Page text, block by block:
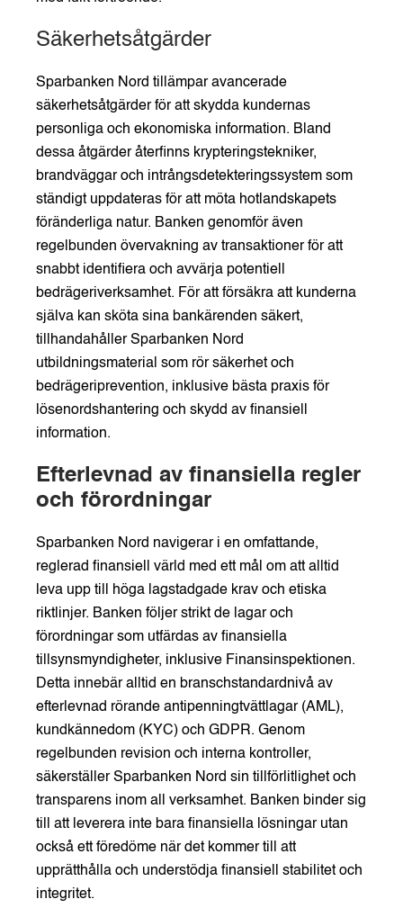
Säkerhetsåtgärder
Sparbanken Nord tillämpar avancerade
säkerhetsåtgärder för att skydda kundernas
personliga och ekonomiska information. Bland
dessa åtgärder återfinns krypteringstekniker,
brandväggar och intrångsdetekteringssystem som
ständigt uppdateras för att möta hotlandskapets
föränderliga natur. Banken genomför även
regelbunden övervakning av transaktioner för att
snabbt identifiera och avvärja potentiell
bedrägeriverksamhet. För att försäkra att kunderna
själva kan sköta sina bankärenden säkert,
tillhandahåller Sparbanken Nord
utbildningsmaterial som rör säkerhet och
bedrägeriprevention, inklusive bästa praxis för
lösenordshantering och skydd av finansiell
information.
Efterlevnad av finansiella regler
och förordningar
Sparbanken Nord navigerar i en omfattande,
reglerad finansiell värld med ett mål om att alltid
leva upp till höga lagstadgade krav och etiska
riktlinjer. Banken följer strikt de lagar och
förordningar som utfärdas av finansiella
tillsynsmyndigheter, inklusive Finansinspektionen.
Detta innebär alltid en branschstandardnivå av
efterlevnad rörande antipenningtvättlagar (AML),
kundkännedom (KYC) och GDPR. Genom
regelbunden revision och interna kontroller,
säkerställer Sparbanken Nord sin tillförlitlighet och
transparens inom all verksamhet. Banken binder sig
till att leverera inte bara finansiella lösningar utan
också ett föredöme när det kommer till att
upprätthålla och understödja finansiell stabilitet och
integritet.